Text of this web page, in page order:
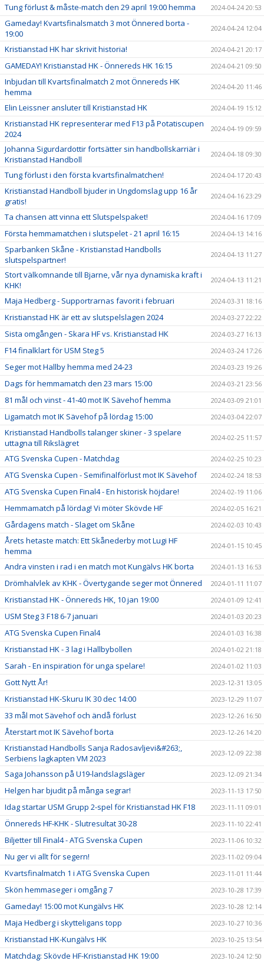
Tung förlust & måste-match den 29 april 19:00 hemma 2024-04-24 20:53
Gameday! Kvartsfinalsmatch 3 mot Önnered borta -
19:00
2024-04-24 12:04
Kristianstad HK har skrivit historia! 2024-04-21 20:17
GAMEDAY! Kristianstad HK - Önnereds HK 16:15 2024-04-21 09:50
Inbjudan till Kvartsfinalmatch 2 mot Önnereds HK
hemma
2024-04-20 11:46
Elin Leissner ansluter till Kristianstad HK 2024-04-19 15:12
Kristianstad HK representerar med F13 på Potatiscupen
2024
2024-04-19 09:59
Johanna Sigurdardottir fortsätter sin handbollskarriär i
Kristianstad Handboll
2024-04-18 09:30
Tung förlust i den första kvartsfinalmatchen! 2024-04-17 20:43
Kristianstad Handboll bjuder in Ungdomslag upp 16 år
gratis!
2024-04-16 23:29
Ta chansen att vinna ett Slutspelspaket! 2024-04-16 17:09
Första hemmamatchen i slutspelet - 21 april 16:15 2024-04-13 14:16
Sparbanken Skåne - Kristianstad Handbolls
slutspelspartner!
2024-04-13 11:27
Stort välkomnande till Bjarne, vår nya dynamiska kraft i
KHK!
2024-04-13 11:21
Maja Hedberg - Supportrarnas favorit i februari 2024-03-31 18:16
Kristianstad HK är ett av slutspelslagen 2024 2024-03-27 22:22
Sista omgången - Skara HF vs. Kristianstad HK 2024-03-27 16:13
F14 finalklart för USM Steg 5 2024-03-24 17:26
Seger mot Hallby hemma med 24-23 2024-03-23 19:26
Dags för hemmamatch den 23 mars 15:00 2024-03-21 23:56
81 mål och vinst - 41-40 mot IK Sävehof hemma 2024-03-09 21:01
Ligamatch mot IK Sävehof på lördag 15:00 2024-03-04 22:07
Kristianstad Handbolls talanger skiner - 3 spelare
uttagna till Rikslägret
2024-02-25 11:57
ATG Svenska Cupen - Matchdag 2024-02-25 10:23
ATG Svenska Cupen - Semifinalförlust mot IK Sävehof 2024-02-24 18:53
ATG Svenska Cupen Final4 - En historisk höjdare! 2024-02-19 11:06
Hemmamatch på lördag! Vi möter Skövde HF 2024-02-05 16:21
Gårdagens match - Slaget om Skåne 2024-02-03 10:43
Årets hetaste match: Ett Skånederby mot Lugi HF
hemma
2024-01-15 10:45
Andra vinsten i rad i en match mot Kungälvs HK borta 2024-01-13 16:53
Drömhalvlek av KHK - Övertygande seger mot Önnered 2024-01-11 11:07
Kristianstad HK - Önnereds HK, 10 jan 19:00 2024-01-09 12:41
USM Steg 3 F18 6-7 januari 2024-01-03 20:23
ATG Svenska Cupen Final4 2024-01-03 16:38
Kristianstad HK - 3 lag i Hallbybollen 2024-01-02 21:18
Sarah - En inspiration för unga spelare! 2024-01-02 11:03
Gott Nytt År! 2023-12-31 13:05
Kristianstad HK-Skuru IK 30 dec 14:00 2023-12-29 11:07
33 mål mot Sävehof och ändå förlust 2023-12-26 16:50
Återstart mot IK Sävehof borta 2023-12-26 14:20
Kristianstad Handbolls Sanja Radosavljevi&#263;,
Serbiens lagkapten VM 2023
2023-12-09 22:38
Saga Johansson på U19-landslagsläger 2023-12-09 21:34
Helgen har bjudit på många segrar! 2023-11-13 17:50
Idag startar USM Grupp 2-spel för Kristianstad HK F18 2023-11-11 09:01
Önnereds HF-KHK - Slutresultat 30-28 2023-11-10 22:41
Biljetter till Final4 - ATG Svenska Cupen 2023-11-06 10:32
Nu ger vi allt för segern! 2023-11-02 09:04
Kvartsfinalmatch 1 i ATG Svenska Cupen 2023-11-01 11:44
Skön hemmaseger i omgång 7 2023-10-28 17:39
Gameday! 15:00 mot Kungälvs HK 2023-10-28 12:14
Maja Hedberg i skytteligans topp 2023-10-27 10:36
Kristianstad HK-Kungälvs HK 2023-10-25 13:54
Matchdag: Skövde HF-Kristianstad HK 19:00 2023-10-24 12:50